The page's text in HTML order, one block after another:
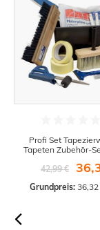
Profi Set
Tapeten Zubehör-
42,99 €
Grundpreis: 36,32